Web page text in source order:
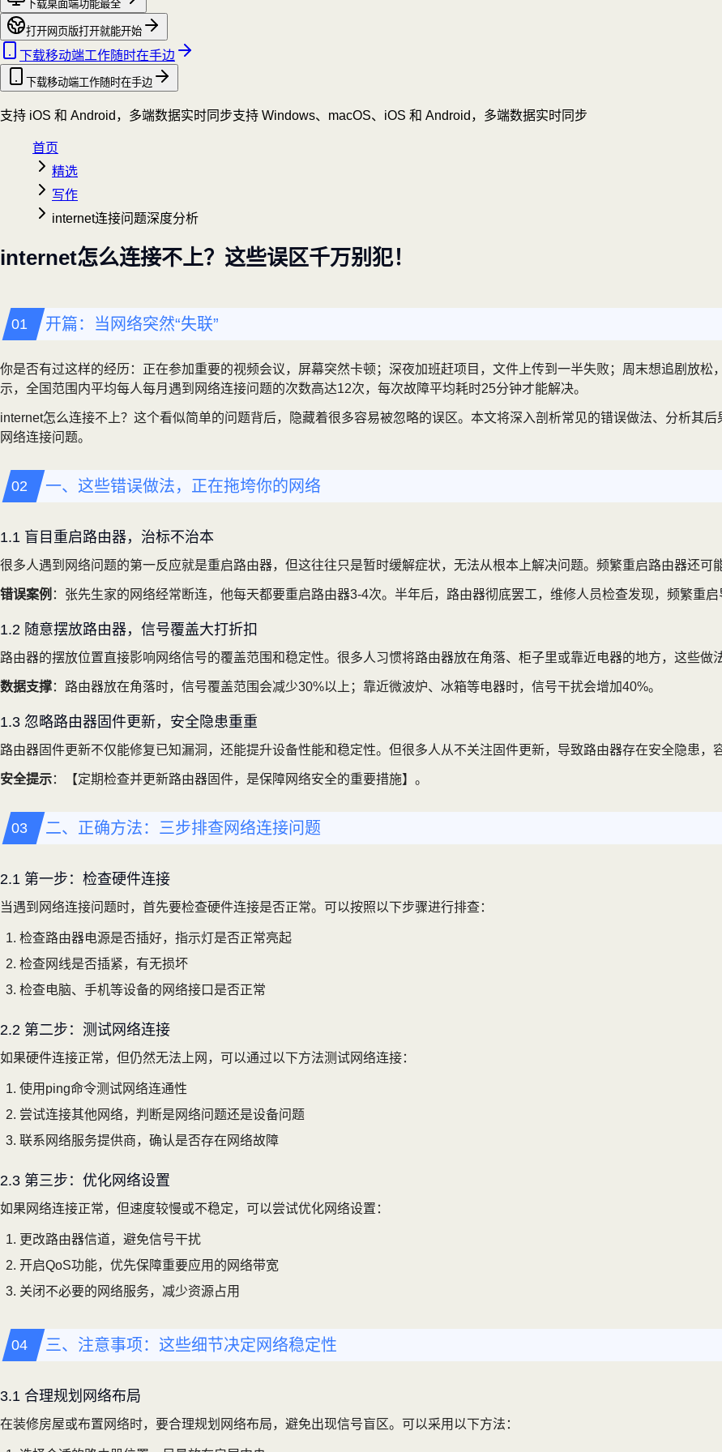
下载桌面端功能最全
打开网页版打开就能开始
下载移动端工作随时在手边
下载移动端工作随时在手边
支持 iOS 和 Android，多端数据实时同步支持 Windows、macOS、iOS 和 Android，多端数据实时同步
首页
精选
写作
internet连接问题深度分析
internet怎么连接不上？这些误区千万别犯！
开篇：当网络突然“失联”
你是否有过这样的经历：正在参加重要的视频会议，屏幕突然卡顿；深夜加班赶项目，文件上传到一半失败；周末想追剧放
示，全国范围内平均每人每月遇到网络连接问题的次数高达12次，每次故障平均耗时25分钟才能解决。
internet怎么连接不上？这个看似简单的问题背后，隐藏着很多容易被忽略的误区。本文将深入剖析常见的错误做法、分析其
网络连接问题。
一、这些错误做法，正在拖垮你的网络
1.1 盲目重启路由器，治标不治本
很多人遇到网络问题的第一反应就是重启路由器，但这往往只是暂时缓解症状，无法从根本上解决问题。频繁重启路由器还可
错误案例 ：张先生家的网络经常断连，他每天都要重启路由器3-4次。半年后，路由器彻底罢工，维修人员检查发现，频繁重启
1.2 随意摆放路由器，信号覆盖大打折扣
路由器的摆放位置直接影响网络信号的覆盖范围和稳定性。很多人习惯将路由器放在角落、柜子里或靠近电器的地方，这些做
数据支撑：路由器放在角落时，信号覆盖范围会减少30%以上；靠近微波炉、冰箱等电器时，信号干扰会增加40%。
1.3 忽略路由器固件更新，安全隐患重重
路由器固件更新不仅能修复已知漏洞，还能提升设备性能和稳定性。但很多人从不关注固件更新，导致路由器存在安全隐患，
安全提示：【定期检查并更新路由器固件，是保障网络安全的重要措施】。
二、正确方法：三步排查网络连接问题
2.1 第一步：检查硬件连接
当遇到网络连接问题时，首先要检查硬件连接是否正常。可以按照以下步骤进行排查：
检查路由器电源是否插好，指示灯是否正常亮起
检查网线是否插紧，有无损坏
检查电脑、手机等设备的网络接口是否正常
2.2 第二步：测试网络连接
如果硬件连接正常，但仍然无法上网，可以通过以下方法测试网络连接：
使用ping命令测试网络连通性
尝试连接其他网络，判断是网络问题还是设备问题
联系网络服务提供商，确认是否存在网络故障
2.3 第三步：优化网络设置
如果网络连接正常，但速度较慢或不稳定，可以尝试优化网络设置：
更改路由器信道，避免信号干扰
开启QoS功能，优先保障重要应用的网络带宽
关闭不必要的网络服务，减少资源占用
三、注意事项：这些细节决定网络稳定性
3.1 合理规划网络布局
在装修房屋或布置网络时，要合理规划网络布局，避免出现信号盲区。可以采用以下方法：